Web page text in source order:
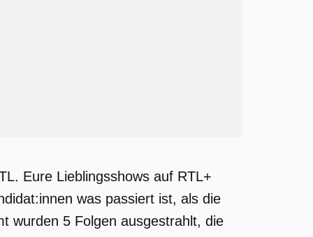
Eure Lieblingsshows auf RTL+
was passiert ist, als die
wurden 5 Folgen ausgestrahlt, die